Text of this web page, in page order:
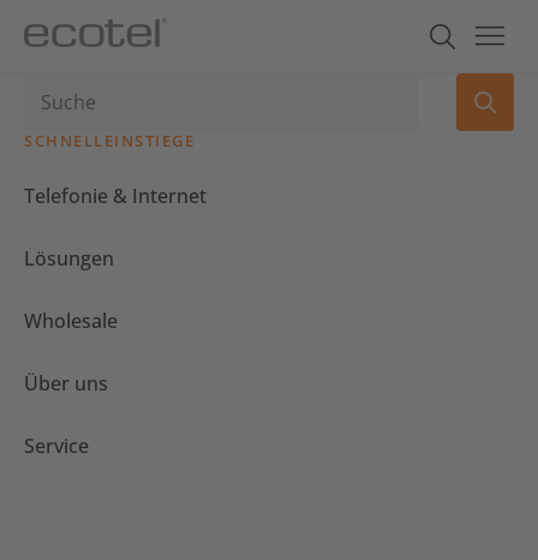
SCHNELLEINSTIEGE
Telefonie & Internet
Lösungen
Wholesale
Über uns
Service